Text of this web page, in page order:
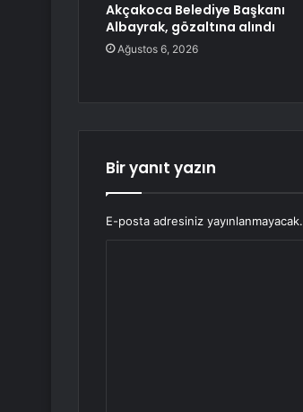
Akçakoca Belediye Başkanı
Albayrak, gözaltına alındı
Ağustos 6, 2026
Bir yanıt yazın
E-posta adresiniz yayınlanmayacak.